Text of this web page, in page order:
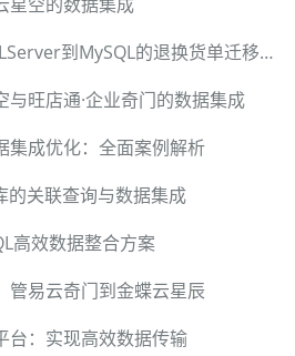
巧妙的数据集成：从SQLServer到MySQL的退换货单迁移方案
旺店通·企业奇门的数据集成
集成优化：全面案例解析
的关联查询与数据集成
高效数据整合方案
管易云奇门到金蝶云星辰
台：实现高效数据传输